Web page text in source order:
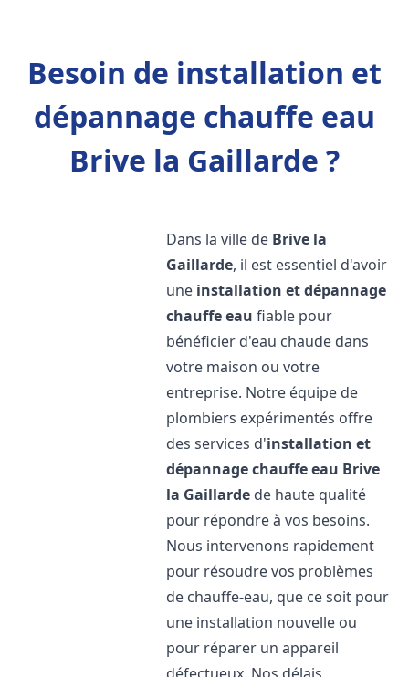
Besoin de installation et
dépannage chauffe eau
Brive la Gaillarde ?
Dans la ville de Brive la
Gaillarde, il est essentiel d'avoir
une installation et dépannage
chauffe eau fiable pour
bénéficier d'eau chaude dans
votre maison ou votre
entreprise. Notre équipe de
plombiers expérimentés offre
des services d'installation et
dépannage chauffe eau Brive
la Gaillarde de haute qualité
pour répondre à vos besoins.
Nous intervenons rapidement
pour résoudre vos problèmes
de chauffe-eau, que ce soit pour
une installation nouvelle ou
pour réparer un appareil